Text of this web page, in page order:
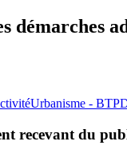
démarches
Urbanisme - BTP
recevant du